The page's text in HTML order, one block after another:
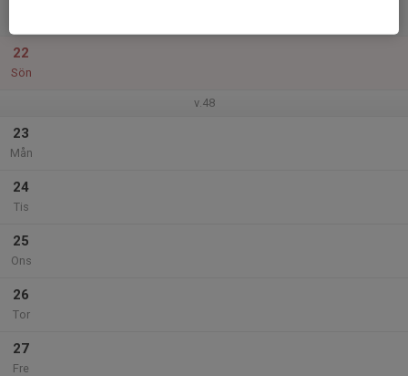
22
Sön
v.48
23
Mån
24
Tis
25
Ons
26
Tor
27
Fre